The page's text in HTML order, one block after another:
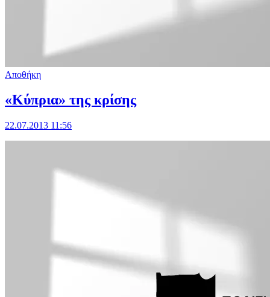
Αποθήκη
«Κύπρια» της κρίσης
22.07.2013 11:56